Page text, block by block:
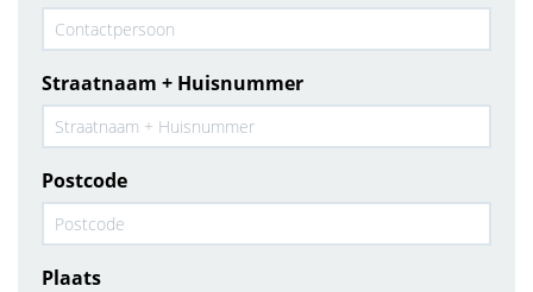
Straatnaam + Huisnummer
Postcode
Plaats